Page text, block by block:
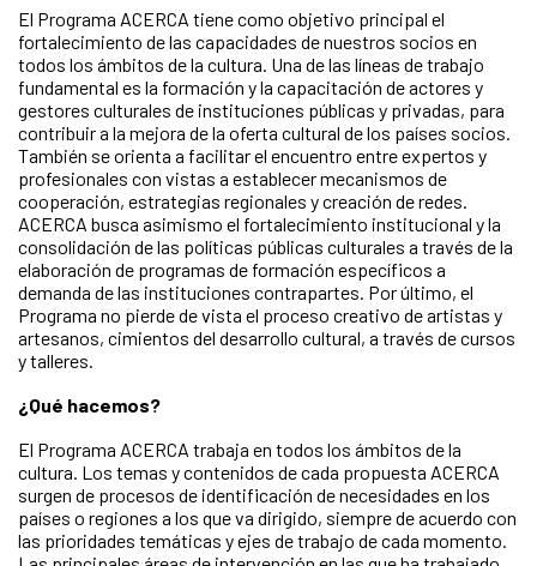
El Programa ACERCA tiene como objetivo principal el
fortalecimiento de las capacidades de nuestros socios en
todos los ámbitos de la cultura. Una de las líneas de trabajo
fundamental es la formación y la capacitación de actores y
gestores culturales de instituciones públicas y privadas, para
contribuir a la mejora de la oferta cultural de los países socios.
También se orienta a facilitar el encuentro entre expertos y
profesionales con vistas a establecer mecanismos de
cooperación, estrategias regionales y creación de redes.
ACERCA busca asimismo el fortalecimiento institucional y la
consolidación de las políticas públicas culturales a través de la
elaboración de programas de formación específicos a
demanda de las instituciones contrapartes. Por último, el
Programa no pierde de vista el proceso creativo de artistas y
artesanos, cimientos del desarrollo cultural, a través de cursos
y talleres.
¿Qué hacemos?
El Programa ACERCA trabaja en todos los ámbitos de la
cultura. Los temas y contenidos de cada propuesta ACERCA
surgen de procesos de identificación de necesidades en los
países o regiones a los que va dirigido, siempre de acuerdo con
las prioridades temáticas y ejes de trabajo de cada momento.